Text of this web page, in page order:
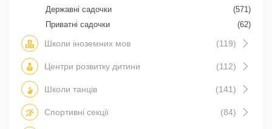
Державні садочки
(571)
Приватні садочки
(62)
Школи іноземних мов (119)
Центри розвитку дитини (112)
Школи танців (141)
Спортивні секції (84)